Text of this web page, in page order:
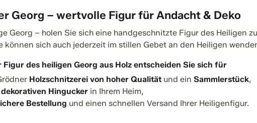
Georg – wertvolle Figur für Andacht & Deko
Georg – holen Sie sich eine handgeschnitzte Figur des Heiligen
können sich auch jederzeit im stillen Gebet an den Heiligen
Figur des heiligen Georg aus Holz entscheiden Sie sich für
Holzschnitzerei von hoher Qualitätund ein Sammlerstück,
dekorativen Hinguckerin Ihrem Heim,
Bestellung und einen schnellen Versand Ihrer Heiligenfigur.